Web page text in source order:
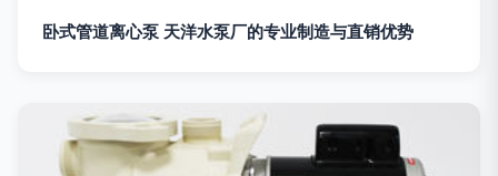
卧式管道离心泵 天洋水泵厂的专业制造与直销优势